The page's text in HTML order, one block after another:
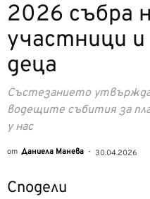
2026 събра
участници и
деца
Състезанието
водещите събития за
у нас
от Даниела Манева - 30.04.2026
Сподели